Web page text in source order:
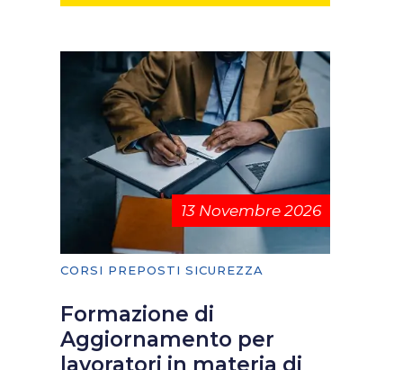
13 Novembre 2026
CORSI PREPOSTI SICUREZZA
Formazione di
Aggiornamento per
lavoratori in materia di